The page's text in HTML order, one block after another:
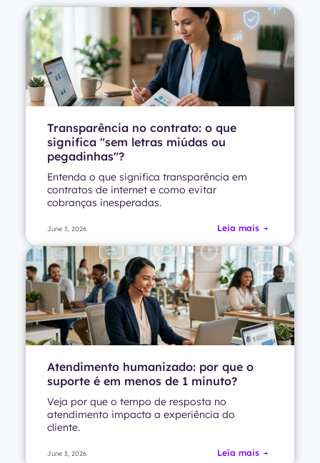
Transparência no contrato: o que
significa "sem letras miúdas ou
pegadinhas"?
Entenda o que significa transparência em
contratos de internet e como evitar
cobranças inesperadas.
June 3, 2026 Leia mais
Atendimento humanizado: por que o
suporte é em menos de 1 minuto?
Veja por que o tempo de resposta no
atendimento impacta a experiência do
cliente.
June 3, 2026 Leia mais